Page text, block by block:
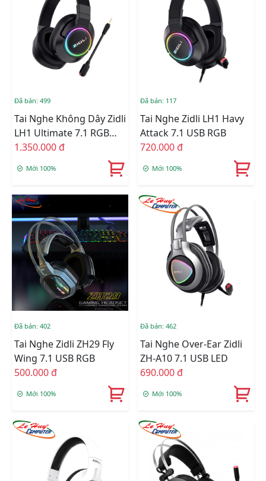
Đã bán: 499
Tai Nghe Không Dây Zidli
LH1 Ultimate 7.1 RGB
Dualmode
1.350.000 đ
Mới 100%
Đã bán: 117
Tai Nghe Zidli LH1 Havy
Attack 7.1 USB RGB
720.000 đ
Mới 100%
Đã bán: 402
Tai Nghe Zidli ZH29 Fly
Wing 7.1 USB RGB
500.000 đ
Mới 100%
Đã bán: 462
Tai Nghe Over-Ear Zidli
ZH-A10 7.1 USB LED
690.000 đ
Mới 100%